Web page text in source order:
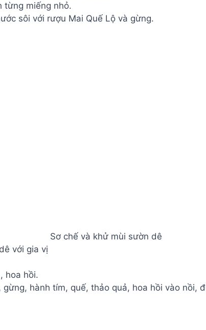
từng miếng nhỏ.
sôi với rượu Mai Quế Lộ và gừng.
Hầm sườn dê với gia vị
khi mềm.
vào hầm cùng.
vừa ăn.